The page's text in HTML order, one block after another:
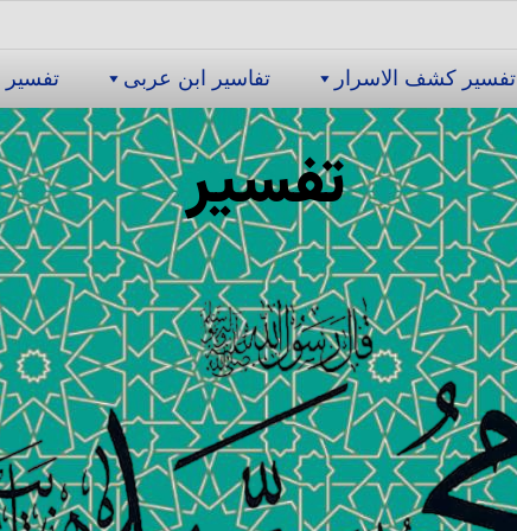
تفسیر كشف الاسرار تفاسیر ابن عربى تفسیر
تفسیر